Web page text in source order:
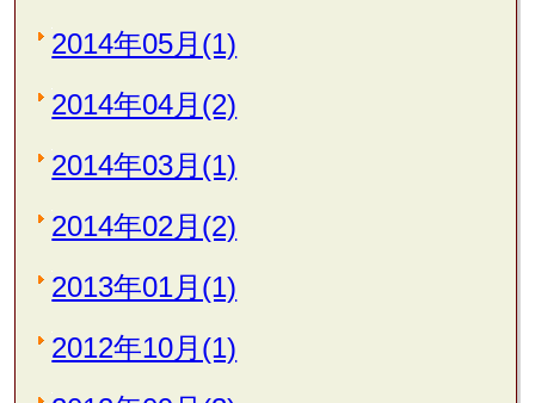
2014年05月(1)
2014年04月(2)
2014年03月(1)
2014年02月(2)
2013年01月(1)
2012年10月(1)